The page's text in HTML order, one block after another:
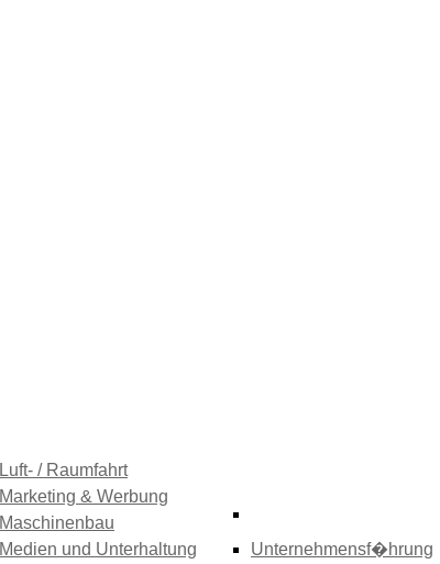
Luft- / Raumfahrt
Marketing & Werbung
Maschinenbau
Medien und Unterhaltung
Unternehmensf�hrung